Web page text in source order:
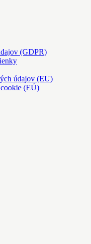
(GDPR)
údajov (EU)
(EÚ)